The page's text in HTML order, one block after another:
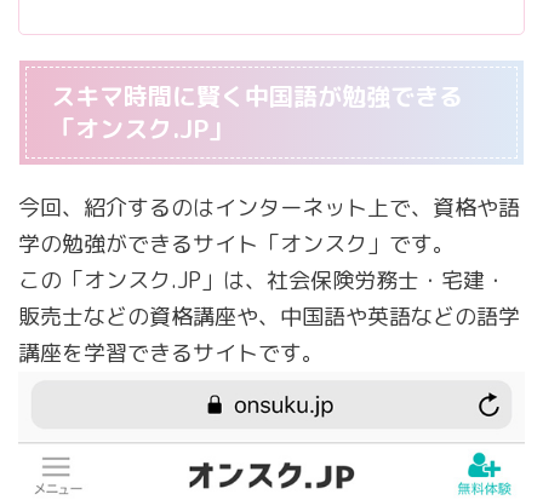
スキマ時間に賢く中国語が勉強できる
「オンスク.JP」
今回、紹介するのはインターネット上で、資格や語
学の勉強ができるサイト「オンスク」です。
この「オンスク.JP」は、社会保険労務士・宅建・
販売士などの資格講座や、中国語や英語などの語学
講座を学習できるサイトです。